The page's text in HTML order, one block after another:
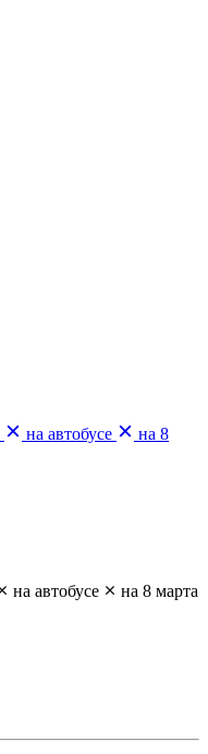
на автобусе
на 8
на автобусе на 8 марта